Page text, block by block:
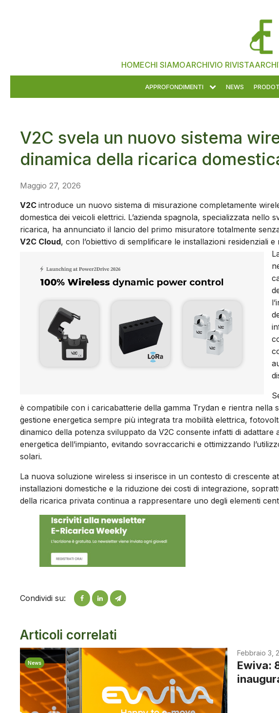
HOMECHI SIAMOARCHIVIO RIVISTA
APPROFONDIMENTI NEWS
V2C svela un nuovo sistema
dinamica della ricarica
Maggio 27, 2026
V2C introduce un nuovo sistema di misurazione completamente
domestica dei veicoli elettrici. L’azienda spagnola, specializzata
ricarica, ha annunciato il lancio del primo misuratore totalmente
V2C Cloud, con l’obiettivo di semplificare le installazioni residenziali
è compatibile con i caricabatterie della gamma Trydan e rientra nella
gestione energetica sempre più integrata tra mobilità elettrica,
dinamico della potenza sviluppato da V2C consente infatti di
energetica dell’impianto, evitando sovraccarichi e ottimizzando
solari.
La nuova soluzione wireless si inserisce in un contesto di crescente
installazioni domestiche e la riduzione dei costi di integrazione,
della ricarica privata continua a rappresentare uno degli elementi
Condividi su:
Articoli correlati
News
Febbraio 3,
Ewiva: